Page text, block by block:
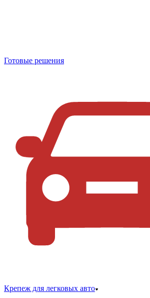
Готовые решения
Крепеж для легковых авто